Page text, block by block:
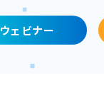
ウェビナー